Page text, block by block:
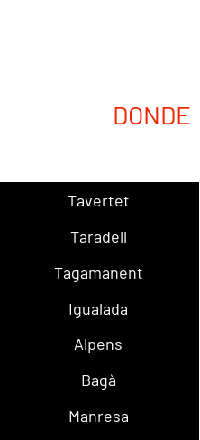
DONDE
Tavertet
Taradell
Tagamanent
Igualada
Alpens
Bagà
Manresa